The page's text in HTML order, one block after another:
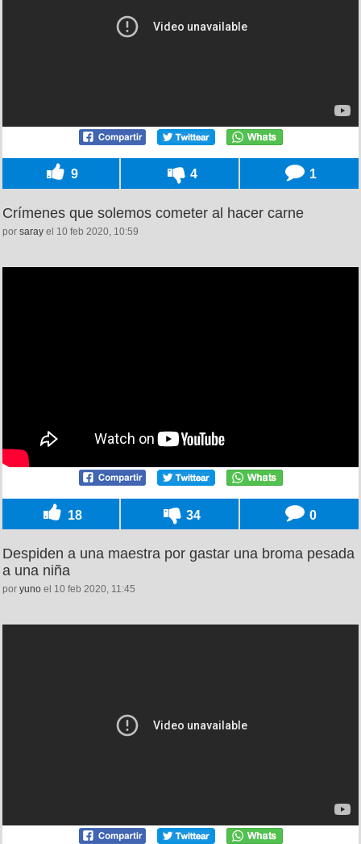
9 4 1
Crímenes que solemos cometer al hacer carne
por saray el 10 feb 2020, 10:59
18 34 0
Despiden a una maestra por gastar una broma pesada
a una niña
por yuno el 10 feb 2020, 11:45